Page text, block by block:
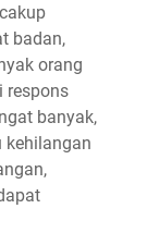
badan,
orang
respons
banyak,
kehilangan